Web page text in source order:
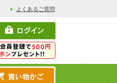
よくあるご質問